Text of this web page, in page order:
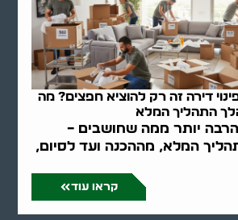
דירה זה רק להוציא חפצים? מה
התהליך המלא
הרבה יותר ממה שחושבים –
המלא, מההכנה ועד לסיום,
קראו עוד